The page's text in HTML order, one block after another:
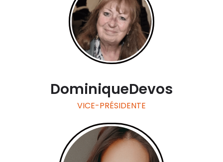
DominiqueDevos
VICE-PRÉSIDENTE